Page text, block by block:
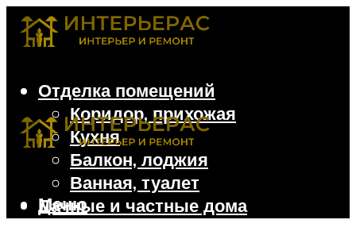
Отделка помещений
Коридор, прихожая
Кухня
Балкон, лоджия
Ванная, туалет
Дачные и частные дома
Меню